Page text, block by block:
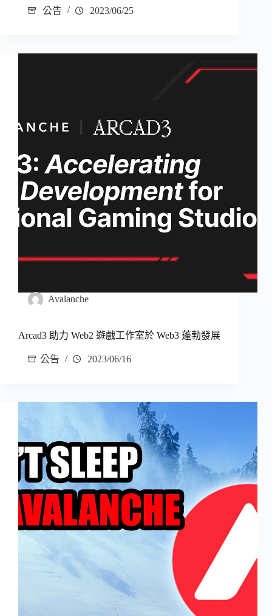
公告 2023/06/25
Avalanche
Arcad3 助力 Web2 遊戲工作室於 Web3 蓬勃發展
公告 2023/06/16